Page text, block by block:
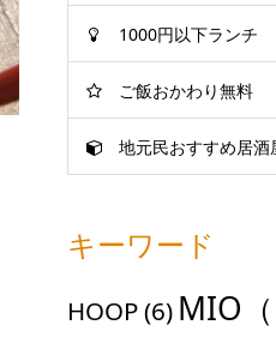
1000円以下ランチ
ご飯おかわり無料
地元民おすすめ居酒
キーワード
HOOP(6) MIO（